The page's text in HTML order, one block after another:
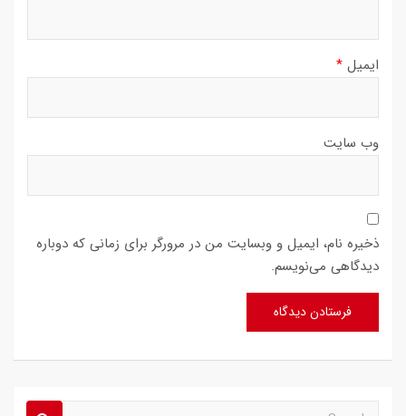
ایمیل *
وب‌ سایت
ذخیره نام، ایمیل و وبسایت من در مرورگر برای زمانی که دوباره
دیدگاهی می‌نویسم.